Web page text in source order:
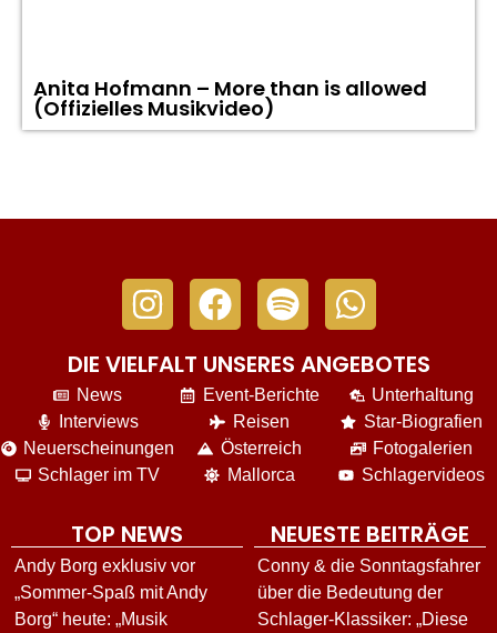
Anita Hofmann – More than is allowed
(Offizielles Musikvideo)
DIE VIELFALT UNSERES ANGEBOTES
News
Interviews
Neuerscheinungen
Schlager im TV
Event-Berichte
Reisen
Österreich
Mallorca
Unterhaltung
Star-Biografien
Fotogalerien
Schlagervideos
TOP NEWS
Andy Borg exklusiv vor
„Sommer-Spaß mit Andy
Borg“ heute: „Musik
NEUESTE BEITRÄGE
Conny & die Sonntagsfahrer
über die Bedeutung der
Schlager-Klassiker: „Diese